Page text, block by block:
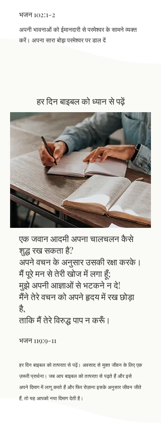
भजन 102:1-2
अपनी भावनाओं को ईमानदारी से परमेश्वर के सामने व्यक्त
करें। अपना सारा बोझ परमेश्वर पर डाल दें
हर दिन बाइबल को ध्यान से पढ़ें
एक जवान आदमी अपना चालचलन कैसे
शुद्ध रख सकता है?
अपने वचन के अनुसार उसकी रक्षा करके।
मैं पूरे मन से तेरी खोज में लगा हूँ;
मुझे अपनी आज्ञाओं से भटकने न दे!
मैंने तेरे वचन को अपने हृदय में रख छोड़ा
है,
ताकि मैं तेरे विरुद्ध पाप न करूँ।
भजन 119:9-11
हर दिन बाइबल को तत्परता से पढ़ें। अवसाद से मुक्त जीवन के लिए एक
ज़रूरी प्रार्थना। जब आप बाइबल को तत्परता से पढ़ते हैं और इसे
अपने दिमाग में लागू करते हैं और फिर रोज़ाना इसके अनुसार जीवन जीते
हैं, तो यह आपको नया दिमाग देती है।